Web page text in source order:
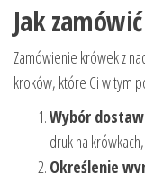
Jak
Zamówienie krówek z
kroków, które Ci w tym
Wybór
druk na
Określenie